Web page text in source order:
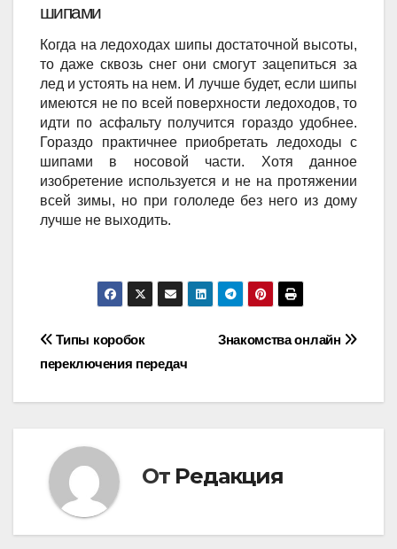
шипами
Когда на ледоходах шипы достаточной высоты,
то даже сквозь снег они смогут зацепиться за
лед и устоять на нем. И лучше будет, если шипы
имеются не по всей поверхности ледоходов, то
идти по асфальту получится гораздо удобнее.
Гораздо практичнее приобретать ледоходы с
шипами в носовой части. Хотя данное
изобретение используется и не на протяжении
всей зимы, но при гололеде без него из дому
лучше не выходить.
Навигация
по
Знакомства онлайн
Типы коробок
переключения передач
От Редакция